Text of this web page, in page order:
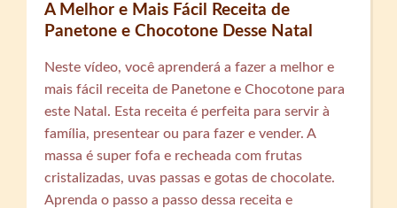
A Melhor e Mais Fácil Receita de
Panetone e Chocotone Desse Natal
Neste vídeo, você aprenderá a fazer a melhor e
mais fácil receita de Panetone e Chocotone para
este Natal. Esta receita é perfeita para servir à
família, presentear ou para fazer e vender. A
massa é super fofa e recheada com frutas
cristalizadas, uvas passas e gotas de chocolate.
Aprenda o passo a passo dessa receita e